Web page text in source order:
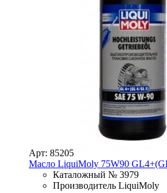
Арт: 85205
Масло LiquiMoly 75W90
Каталожный № 3979
Производитель LiquiMoly